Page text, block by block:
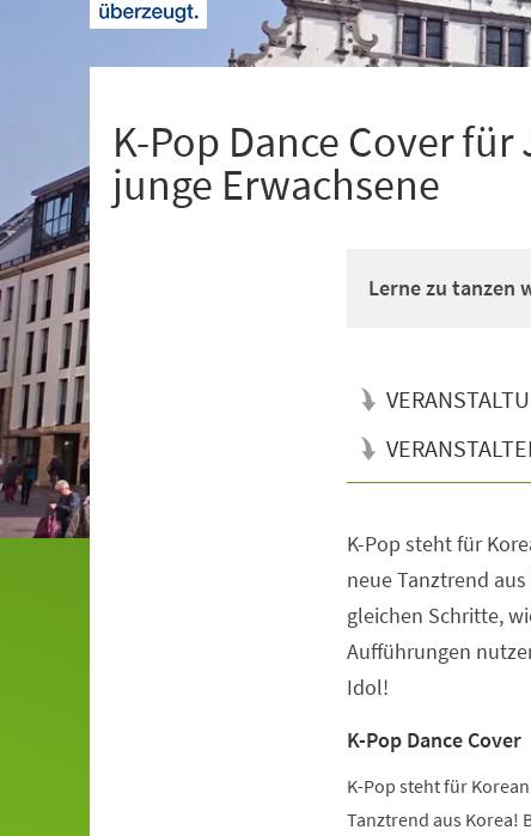
K-Pop Dance Cover
junge Erwachsene
Lerne zu tanzen
K-Pop steht für
neue Tanztrend
gleichen Schritte,
Aufführungen
Idol!
K-Pop Dance Cover
K-Pop steht für
Tanztrend aus Korea!